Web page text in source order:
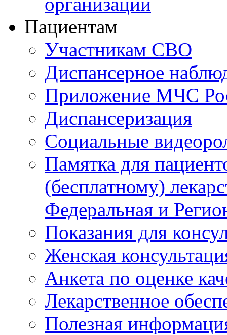
Пациентам
Участникам СВО
Диспансерное
Приложение МЧС
Диспансеризация
Социальные
Памятка для
(бесплатному)
Федеральная и
Показания для
Женская
Анкета по оценке
Лекарственное
Полезная